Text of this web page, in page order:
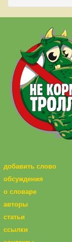
добавить слово
обсуждения
о словаре
авторы
статьи
ссылки